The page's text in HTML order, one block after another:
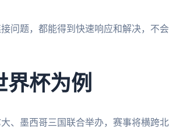
问题，都能得到快速响应和解决，不会
杯为例
、墨西哥三国联合举办，赛事将横跨北